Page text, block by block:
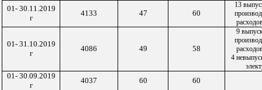
01- 30.11.2019
г
4133 47 60
13
01- 31.10.2019
г
4086 49 58
9
4
01- 30.09.2019
г
4037 60
60